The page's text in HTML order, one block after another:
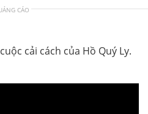
CÁO
cải cách của Hồ Quý Ly.